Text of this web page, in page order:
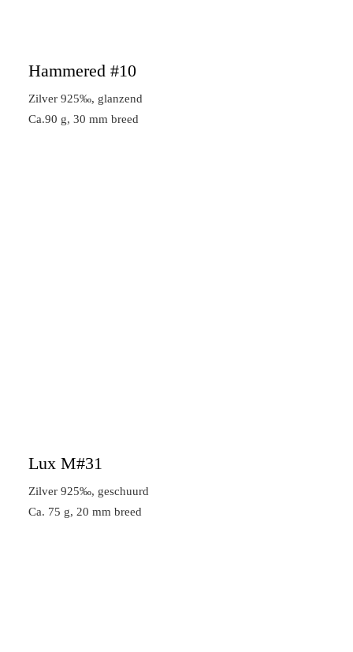
Hammered #10
Zilver 925‰, glanzend
Ca.90 g, 30 mm breed
Lux M#31
Zilver 925‰, geschuurd
Ca. 75 g, 20 mm breed